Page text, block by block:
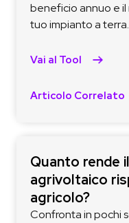
beneficio annuo e
tuo impianto a terra.
Vai al Tool
Articolo Correlato
Quanto rende
agrivoltaico
agricolo?
Confronta in pochi